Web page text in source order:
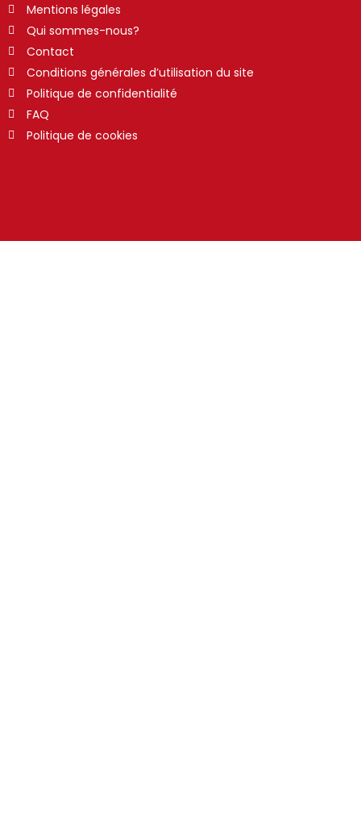
Mentions légales
Qui sommes-nous?
Contact
Conditions générales d’utilisation du site
Politique de confidentialité
FAQ
Politique de cookies